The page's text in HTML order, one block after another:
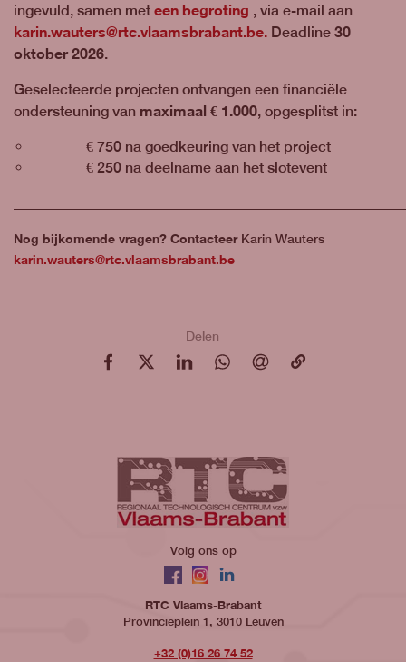
ingevuld, samen met een begroting , via e-mail aan
karin.wauters@rtc.vlaamsbrabant.be. Deadline 30
oktober 2026.
Geselecteerde projecten ontvangen een financiële
ondersteuning van maximaal € 1.000, opgesplitst in:
€ 750 na goedkeuring van het project
€ 250 na deelname aan het slotevent
Nog bijkomende vragen? Contacteer Karin Wauters
karin.wauters@rtc.vlaamsbrabant.be
Delen
op Facebook
op X op LinkedInop WhatsApp
via e-mailvia e-mail
Volg ons op
Facebook
Instagram
LinkedIn
RTC Vlaams-Brabant
Provincieplein 1, 3010 Leuven
+32 (0)16 26 74 52